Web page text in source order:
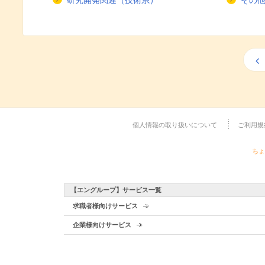
個人情報の取り扱いについて ご利用規
ち
【エングループ】サービス一覧
求職者様向けサービス
企業様向けサービス